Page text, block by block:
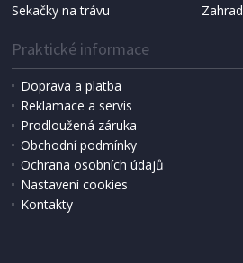
Sekačky na trávu
Praktické informace
Doprava a platba
Reklamace a servis
Prodloužená záruka
Obchodní podmínky
Ochrana osobních údajů
Nastavení cookies
Kontakty